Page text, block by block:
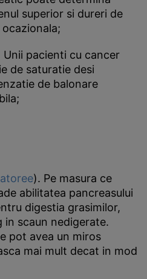
superior si dureri de
pacienti cu cancer
de saturatie desi
de balonare
). Pe masura ce
abilitatea pancreasului
digestia grasimilor,
in scaun nedigerate.
pot avea un miros
mai mult decat in mod